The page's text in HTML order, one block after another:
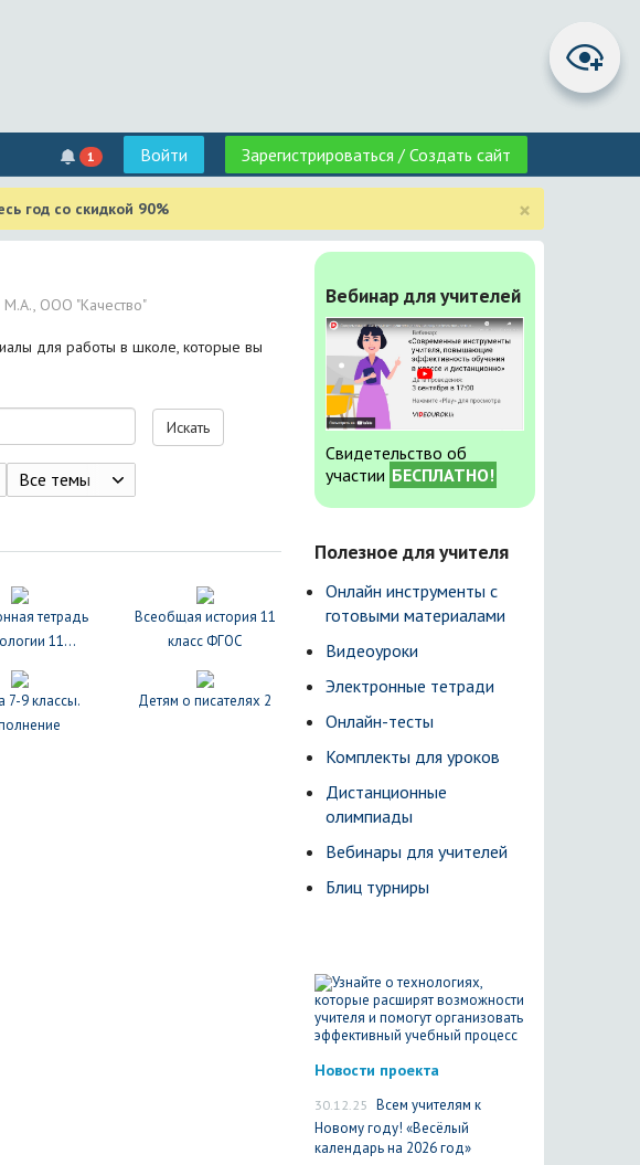
1 Войти Зарегистрироваться / Создать сайт
×
год со скидкой 90%
М.А., ООО "Качество"
для работы в школе, которые вы
Искать
Все темы
тетрадь
11...
Всеобщая история 11
класс ФГОС
7-9 классы.
Детям о писателях 2
Вебинар для учителей
Свидетельство об
участии БЕСПЛАТНО!
Полезное для учителя
Онлайн инструменты с
готовыми материалами
Видеоуроки
Электронные тетради
Онлайн-тесты
Комплекты для уроков
Дистанционные
олимпиады
Вебинары для учителей
Блиц турниры
Новости проекта
30.12.25 Всем учителям к
Новому году! «Весёлый
календарь на 2026 год»